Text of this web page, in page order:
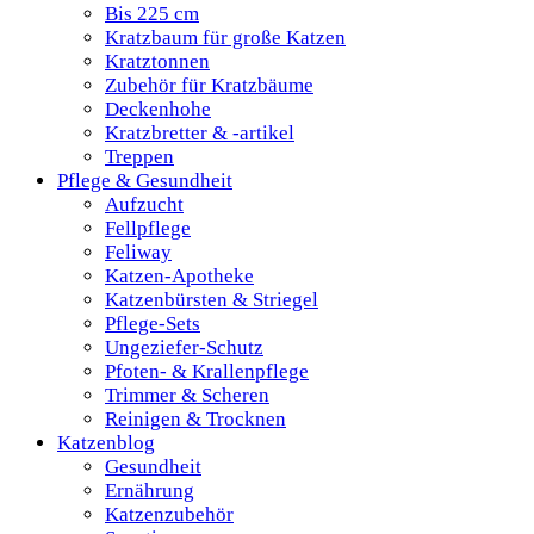
Bis 225 cm
Kratzbaum für große Katzen
Kratztonnen
Zubehör für Kratzbäume
Deckenhohe
Kratzbretter & -artikel
Treppen
Pflege & Gesundheit
Aufzucht
Fellpflege
Feliway
Katzen-Apotheke
Katzenbürsten & Striegel
Pflege-Sets
Ungeziefer-Schutz
Pfoten- & Krallenpflege
Trimmer & Scheren
Reinigen & Trocknen
Katzenblog
Gesundheit
Ernährung
Katzenzubehör